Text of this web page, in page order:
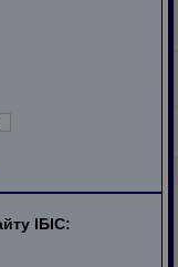
ІБІС: